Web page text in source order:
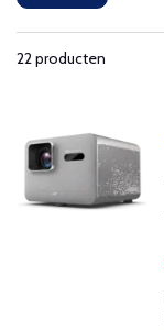
22 producten